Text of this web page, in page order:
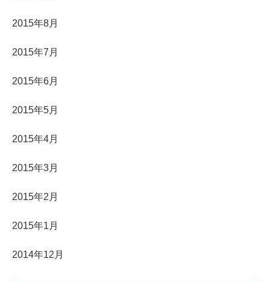
2015年8月
2015年7月
2015年6月
2015年5月
2015年4月
2015年3月
2015年2月
2015年1月
2014年12月